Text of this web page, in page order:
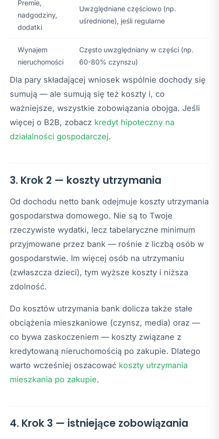
Premie,
nadgodziny,
dodatki
Uwzględniane częściowo (np.
uśrednione), jeśli regularne
Wynajem
nieruchomości
Często uwzględniany w części (np.
60-80% czynszu)
Dla pary składającej wniosek wspólnie dochody się
sumują — ale sumują się też koszty i, co
ważniejsze, wszystkie zobowiązania obojga. Jeśli
więcej o B2B, zobacz kredyt hipoteczny na
działalności gospodarczej.
3. Krok 2 — koszty utrzymania
Od dochodu netto bank odejmuje koszty utrzymania
gospodarstwa domowego. Nie są to Twoje
rzeczywiste wydatki, lecz tabelaryczne minimum
przyjmowane przez bank — rośnie z liczbą osób w
gospodarstwie. Im więcej osób na utrzymaniu
(zwłaszcza dzieci), tym wyższe koszty i niższa
zdolność.
Do kosztów utrzymania bank dolicza także stałe
obciążenia mieszkaniowe (czynsz, media) oraz —
co bywa zaskoczeniem — koszty związane z
kredytowaną nieruchomością po zakupie. Dlatego
warto wcześniej oszacować koszty utrzymania
mieszkania po zakupie.
4. Krok 3 — istniejące zobowiązania